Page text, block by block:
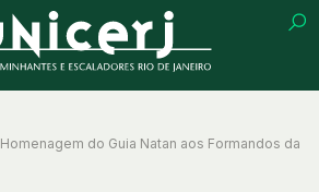
Homenagem do Guia Natan aos Formandos da